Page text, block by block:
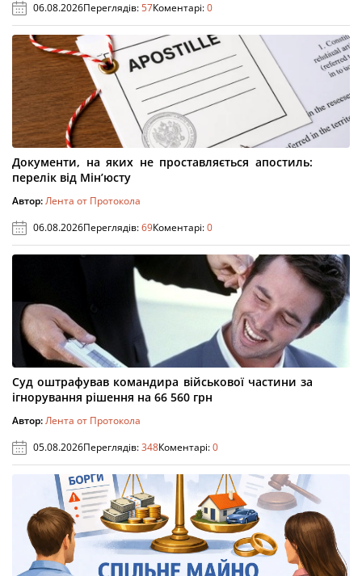
06.08.2026Переглядів:57Коментарі:0
Документи, на яких не проставляється апостиль:
перелік від Мін’юсту
Автор:Лента от Протокола
06.08.2026Переглядів:69Коментарі:0
Суд оштрафував командира військової частини за
ігнорування рішення на 66 560 грн
Автор:Лента от Протокола
05.08.2026Переглядів:348Коментарі:0